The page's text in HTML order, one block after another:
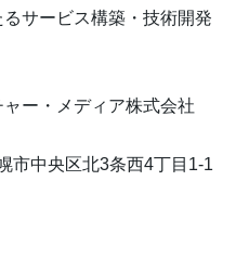
サービス構築・技術開発
ー・メディア株式会社
市中央区北3条西4丁目1-1